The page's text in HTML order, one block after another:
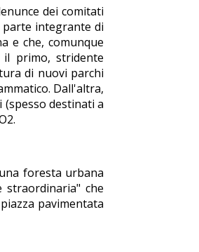
dei comitati
parte integrante di
e che, comunque
il primo, stridente
di nuovi parchi
Dall'altra,
destinati a
foresta urbana
straordinaria" che
pavimentata